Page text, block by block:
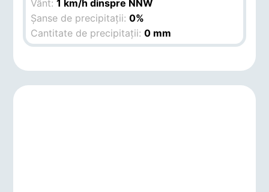
Vânt:1 km/h dinspre NNW
Șanse de precipitații:0%
Cantitate de precipitații:0 mm